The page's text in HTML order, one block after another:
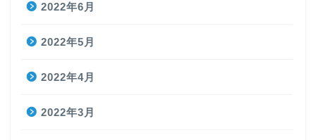
2022年6月
2022年5月
2022年4月
2022年3月